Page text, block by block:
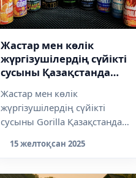
Жастар мен көлік
жүргізушілердің сүйікті
сусыны Қазақстанда
мүмкін
Жастар мен көлік
жүргізушілердің сүйікті
сусыны Gorilla Қазақстанда
деп хабарлайды...
15 желтоқсан 2025